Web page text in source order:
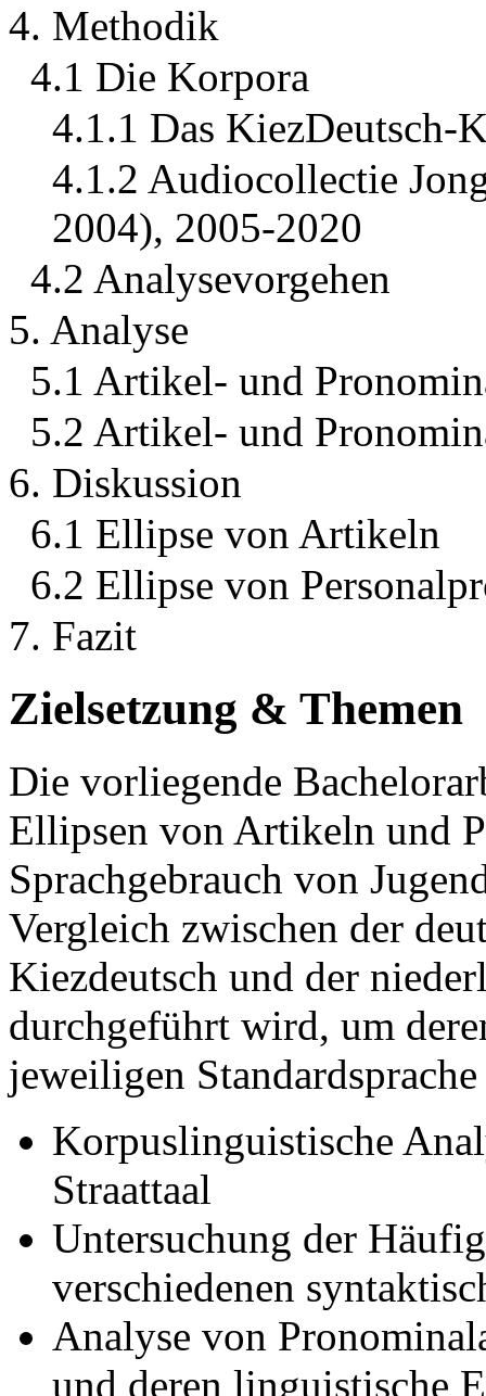
4. Methodik
4.1 Die Korpora
4.1.1 Das KiezDeutsch-
4.1.2 Audiocollectie
2004), 2005-2020
4.2 Analysevorgehen
5. Analyse
5.1 Artikel- und
5.2 Artikel- und
6. Diskussion
6.1 Ellipse von Artikeln
6.2 Ellipse von
7. Fazit
Zielsetzung & Themen
Die vorliegende
Ellipsen von Artikeln und
Sprachgebrauch von
Vergleich zwischen der
Kiezdeutsch und der
durchgeführt wird, um
jeweiligen
Korpuslinguistische
Straattaal
Untersuchung der
verschiedenen
Analyse von
und deren linguistische